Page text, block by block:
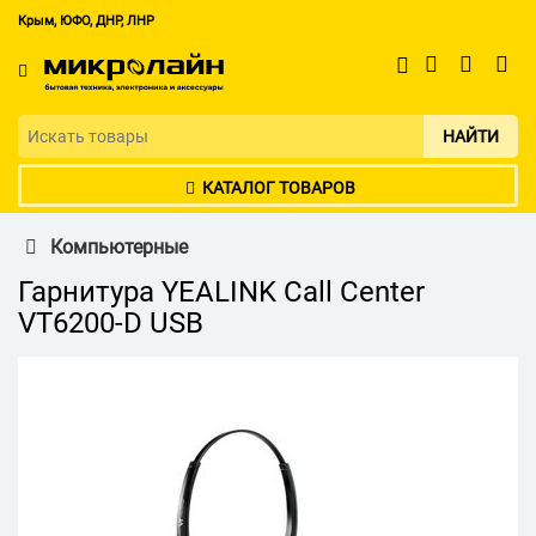
Крым, ЮФО, ДНР, ЛНР
НАЙТИ
КАТАЛОГ ТОВАРОВ
Компьютерные
Гарнитура YEALINK Call Center
VT6200-D USB